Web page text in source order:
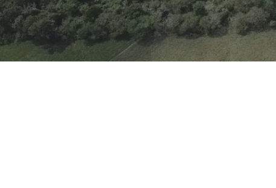
Hit enter to search or ESC to close